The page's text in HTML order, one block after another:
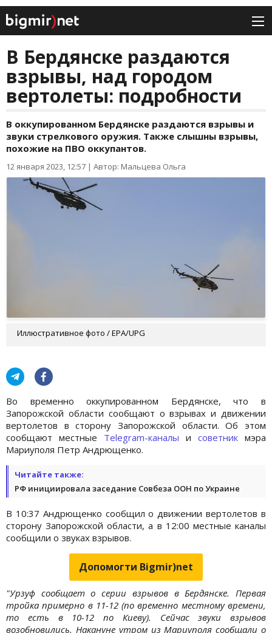
В Бердянске раздаются
взрывы, над городом
вертолеты: подробности
В оккупированном Бердянске раздаются взрывы и
звуки стрелкового оружия. Также слышны взрывы,
похожие на ПВО оккупантов.
12 января 2023, 12:57 | Автор: Мальцева Ольга
Иллюстративное фото / ЕРА/UPG
Во временно оккупированном Бердянске, что в
Запорожской области сообщают о взрывах и движении
вертолетов в сторону Запорожской области. Об этом
сообщают местные Telegram-каналы и советник мэра
Мариуполя Петр Андрющенко.
Читайте также:
РФ инициировала заседание Совбеза ООН по Украине
В 10:37 Андрющенко сообщил о движении вертолетов в
сторону Запорожской области, а в 12:00 местные каналы
сообщили о звуках взрывов.
Допомогти Bigmir)net
"Урзуф сообщает о серии взрывов в Бердянске. Первая
тройка примерно в 11-12 (по временно местному времени,
то есть в 10-12 по Киеву). Сейчас звуки взрывов
возобновились. Накануне утром из Мариуполя сообщали о